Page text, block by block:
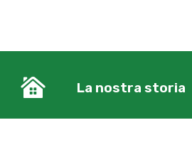
La nostra storia